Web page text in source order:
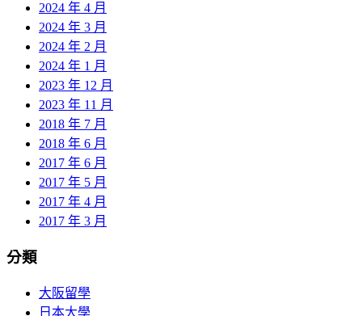
2024 年 4 月
2024 年 3 月
2024 年 2 月
2024 年 1 月
2023 年 12 月
2023 年 11 月
2018 年 7 月
2018 年 6 月
2017 年 6 月
2017 年 5 月
2017 年 4 月
2017 年 3 月
分類
大阪留學
日本大學